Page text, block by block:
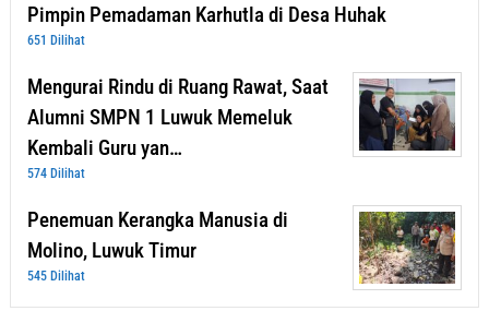
Pimpin Pemadaman Karhutla di Desa Huhak
651 Dilihat
Mengurai Rindu di Ruang Rawat, Saat
Alumni SMPN 1 Luwuk Memeluk
Kembali Guru yan…
574 Dilihat
Penemuan Kerangka Manusia di
Molino, Luwuk Timur
545 Dilihat